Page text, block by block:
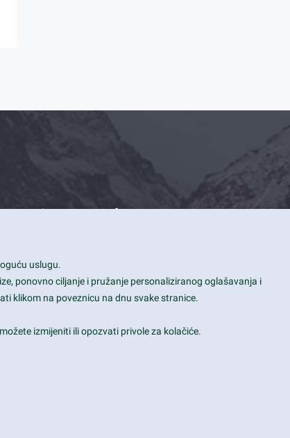
Contact Info
View, CA 94043
+1 650-253-0000
Daily: 9:00 am - 6:00 pm
uslugu.
ponovno ciljanje i pružanje personaliziranog oglašavanja i
klikom na poveznicu na dnu svake stranice.
izmijeniti ili opozvati privole za kolačiće.